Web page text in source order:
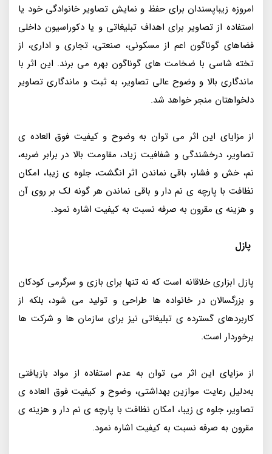
امروزه زیبا‌پسندان برای حفظ و نمایش تصاویر خانوادگی خود یا
استفاده از تصاویر برای اهداف تبلیغاتی و یا دکوراسیون داخلی
فضاهای گوناگون اعم از مسکونی، صنعتی، تجاری و اداری، از
تخته شاسی با ضخامت‌ های گوناگون بهره می‌ برند. این اثر با
ماندگاری بالا و وضوح عالی تصاویر، به ثبت و ماندگاری تصاویر
دلخواهتان منجر خواهد شد.
از مزایای این اثر می‌ توان به وضوح و کیفیت فوق‌ العاده‌ ی
تصاویر، درخشندگی و شفافیت زیاد، مقاومت بالا در برابر ضربه،
نم، خش و فشار، باقی نماندن اثر انگشت، جلوه‌ ی زیبا، امکان
نظافت با پارچه‌ ی نم‌ دار و باقی نماندن هر گونه لک بر روی آن
و هزینه‌ ی مقرون به صرفه نسبت به کیفیت اشاره نمود.
پازل
پازل ابزاری خلاقانه است که نه‌ تنها برای بازی و سرگرمی کودکان
و بزرگسالان در خانواده‌ ها طراحی و تولید می شود، بلکه از
کاربردهای گسترده‌ ی تبلیغاتی نیز برای سازمان‌ ها و شرکت‌ ها
برخوردار است.
از مزایای این اثر می‌ توان به عدم استفاده از مواد بازیافتی
به‌دلیل رعایت موازین بهداشتی، وضوح و کیفیت فوق‌ العاده‌ ی
تصاویر، جلوه‌ ی زیبا، امکان نظافت با پارچه‌ ی نم‌ دار و هزینه‌ ی
مقرون به صرفه نسبت به کیفیت اشاره نمود.